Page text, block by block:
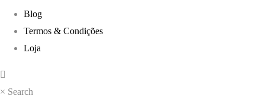
Blog
Termos & Condições
Loja
× Search